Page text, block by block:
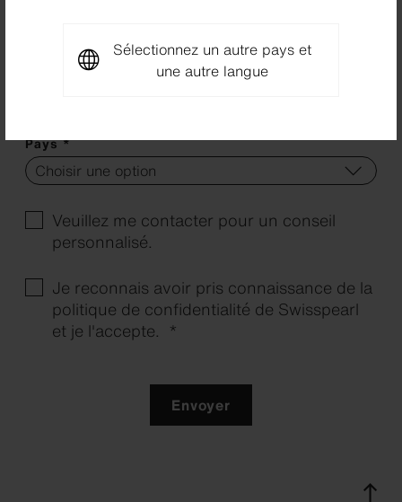
Sélectionnez un autre pays et
une autre langue
Localité *
Pays *
Veuillez me contacter pour un conseil
personnalisé.
Je reconnais avoir pris connaissance de la
politique de confidentialité de Swisspearl
et je l'accepte. *
Envoyer